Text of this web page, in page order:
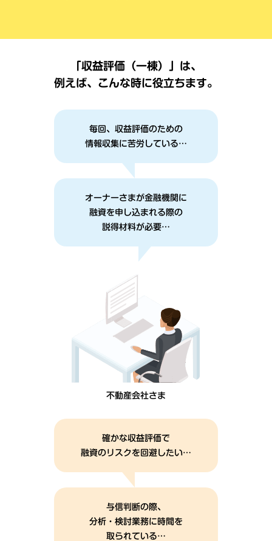
「収益評価（一棟）」は、
例えば、こんな時に役立ちます。
毎回、収益評価のための
情報収集に苦労している…
オーナーさまが金融機関に
融資を申し込まれる際の
説得材料が必要…
不動産会社さま
確かな収益評価で
融資のリスクを回避したい…
与信判断の際、
分析・検討業務に時間を
取られている…